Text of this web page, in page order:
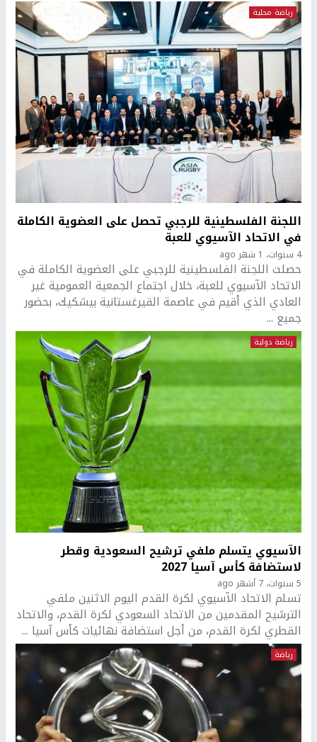
رياضة محلية
اللجنة الفلسطينية للرجبي تحصل على العضوية الكاملة
في الاتحاد الآسيوي للعبة
4 سنوات، 1 شهر ago
حصلت اللجنة الفلسطينية للرجبي على العضوية الكاملة في
الاتحاد الآسيوي للعبة، خلال اجتماع الجمعية العمومية غير
العادي الذي أقيم في عاصمة القيرغستانية بيشكيك، بحضور
جميع ...
رياضة دولية
الآسيوي يتسلم ملفي ترشيح السعودية وقطر
لاستضافة كأس آسيا 2027
5 سنوات، 7 أشهر ago
تسلم الاتحاد الآسيوي لكرة القدم اليوم الاثنين ملفي
الترشيح المقدمين من الاتحاد السعودي لكرة القدم، والاتحاد
القطري لكرة القدم، من أجل استضافة نهائيات كأس آسيا ...
رياضة